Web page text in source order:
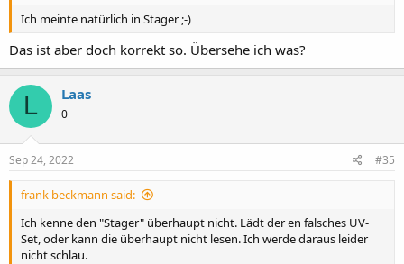
Ich meinte natürlich in Stager ;-)
Das ist aber doch korrekt so. Übersehe ich was?
L Laas
0
Sep 24, 2022 #35
frank beckmann said:
Ich kenne den "Stager" überhaupt nicht. Lädt der en falsches UV-
Set, oder kann die überhaupt nicht lesen. Ich werde daraus leider
nicht schlau.